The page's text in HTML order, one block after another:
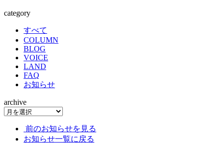
category
すべて
COLUMN
BLOG
VOICE
LAND
FAQ
お知らせ
archive
前のお知らせを見る
お知らせ一覧に戻る